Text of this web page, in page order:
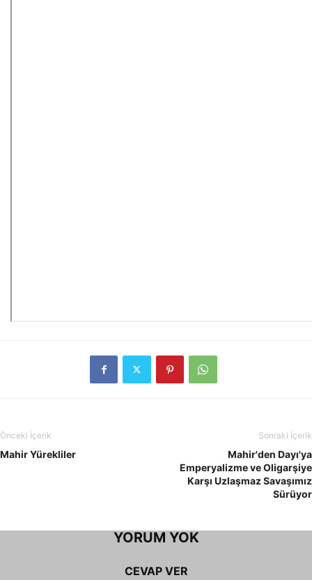
Önceki İçerik
Mahir Yürekliler
Sonraki İçerik
Mahir'den Dayı'ya
Emperyalizme ve Oligarşiye
Karşı Uzlaşmaz Savaşımız
Sürüyor
YORUM YOK
CEVAP VER